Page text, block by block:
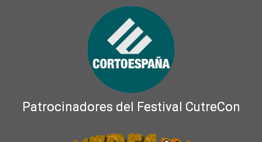
Patrocinadores del Festival CutreCon